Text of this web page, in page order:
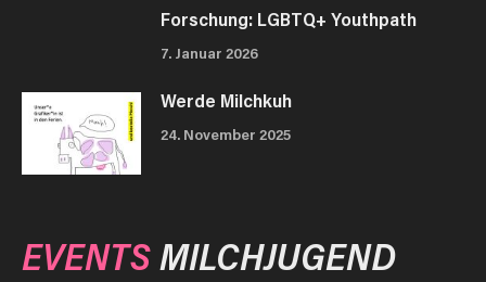
Forschung: LGBTQ+ Youthpath
7. Januar 2026
Werde Milchkuh
24. November 2025
EVENTSMILCHJUGEND